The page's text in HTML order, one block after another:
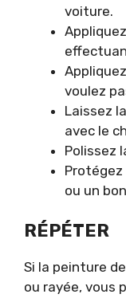
voiture.
voulez
Laissez
avec le
Polissez
Protégez
ou un
RÉPÉTER
Si la peinture
ou rayée, vous